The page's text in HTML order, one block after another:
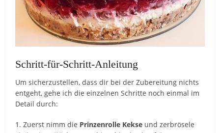
Schritt-für-Schritt-Anleitung
Um sicherzustellen, dass dir bei der Zubereitung nichts
entgeht, gehe ich die einzelnen Schritte noch einmal im
Detail durch:
1. Zuerst nimm die Prinzenrolle Kekse und zerbrösele